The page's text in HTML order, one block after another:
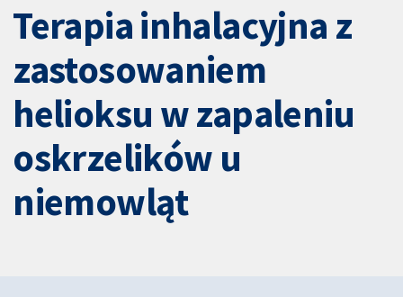
Terapia inhalacyjna z
zastosowaniem
helioksu w zapaleniu
oskrzelików u
niemowląt